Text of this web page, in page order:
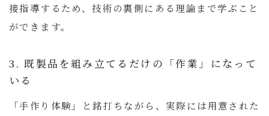
接指導するため、技術の裏側にある理論まで学ぶこと
ができます。
3. 既製品を組み立てるだけの「作業」になって
いる
「手作り体験」と銘打ちながら、実際には用意された